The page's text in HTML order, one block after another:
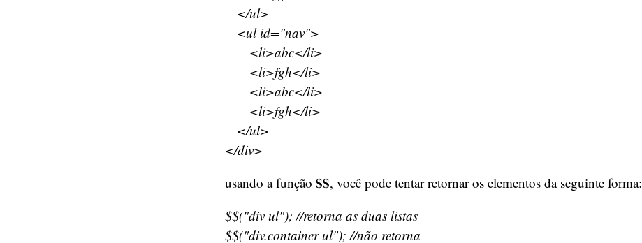
</ul>
<ul id="nav">
<li>abc</li>
<li>fgh</li>
<li>abc</li>
<li>fgh</li>
</ul>
</div>
usando a função $$, você pode tentar retornar os elementos da seguinte forma:
$$("div ul"); //retorna as duas listas
$$("div.container ul"); //não retorna